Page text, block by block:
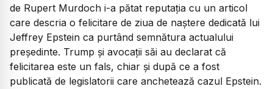
de Rupert Murdoch i-a pătat reputația cu un articol
care descria o felicitare de ziua de naștere dedicată lui
Jeffrey Epstein ca purtând semnătura actualului
președinte. Trump și avocații săi au declarat că
felicitarea este un fals, chiar și după ce a fost
publicată de legislatorii care anchetează cazul Epstein.